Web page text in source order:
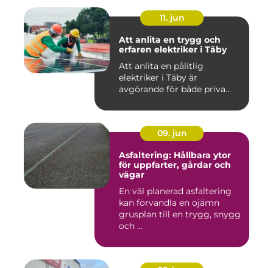
11. jun
Att anlita en trygg och
erfaren elektriker i Täby
Att anlita en pålitlig
elektriker i Täby är
avgörande för både priva...
09. jun
Asfaltering: Hållbara ytor
för uppfarter, gårdar och
vägar
En väl planerad asfaltering
kan förvandla en ojämn
grusplan till en trygg, snygg
och ...